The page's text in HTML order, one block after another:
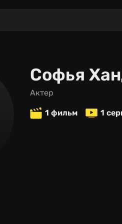
Софья
актер
1 фильм 1